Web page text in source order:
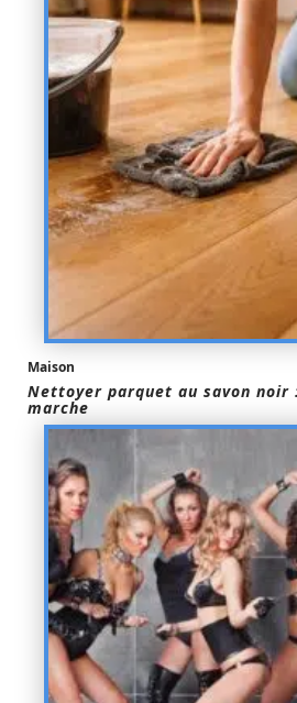
Maison
Nettoyer parquet au savon noir
marche